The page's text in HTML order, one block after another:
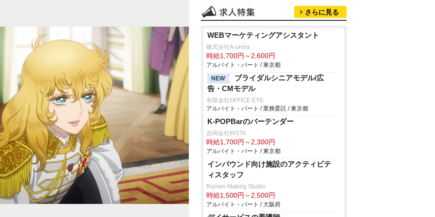
さらに見る
WEBマーケティングアシスタント
株式会社A-urora
時給1,700円～2,600円
アルバイト・パート / 東京都
NEW
ブライダルシニアモデル/広
告・CMモデル
有限会社OFFICE EYE
アルバイト・パート / 業務委託 / 東京都
K-POPBarのバーテンダー
合同会社INSTA
時給1,700円～2,300円
アルバイト・パート / 東京都
インバウンド向け施設のアクティビテ
ィスタッフ
Ramen Making Studio
時給1,500円～2,500円
アルバイト・パート / 大阪府